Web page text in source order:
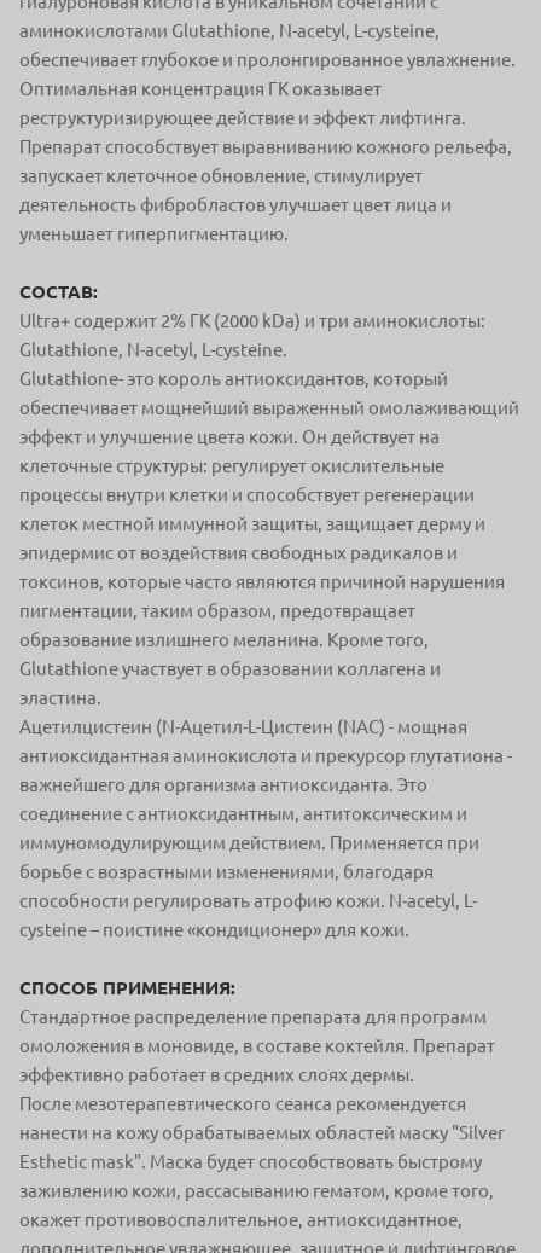
аминокислотами Glutathione, N-acetyl, L-cysteine,
обеспечивает глубокое и пролонгированное увлажнение.
Оптимальная концентрация ГК оказывает
реструктуризирующее действие и эффект лифтинга.
Препарат способствует выравниванию кожного рельефа,
запускает клеточное обновление, стимулирует
деятельность фибробластов улучшает цвет лица и
уменьшает гиперпигментацию.
СОСТАВ:
Ultra+ содержит 2% ГК (2000 kDa) и три аминокислоты:
Glutathione, N-acetyl, L-cysteine.
Glutathione- это король антиоксидантов, который
обеспечивает мощнейший выраженный омолаживающий
эффект и улучшение цвета кожи. Он действует на
клеточные структуры: регулирует окислительные
процессы внутри клетки и способствует регенерации
клеток местной иммунной защиты, защищает дерму и
эпидермис от воздействия свободных радикалов и
токсинов, которые часто являются причиной нарушения
пигментации, таким образом, предотвращает
образование излишнего меланина. Кроме того,
Glutathione участвует в образовании коллагена и
эластина.
Ацетилцистеин (N-Ацетил-L-Цистеин (NAC) - мощная
антиоксидантная аминокислота и прекурсор глутатиона -
важнейшего для организма антиоксиданта. Это
соединение с антиоксидантным, антитоксическим и
иммуномодулирующим действием. Применяется при
борьбе с возрастными изменениями, благодаря
способности регулировать атрофию кожи. N-acetyl, L-
cysteine – поистине «кондиционер» для кожи.
СПОСОБ ПРИМЕНЕНИЯ:
Стандартное распределение препарата для программ
омоложения в моновиде, в составе коктейля. Препарат
эффективно работает в средних слоях дермы.
После мезотерапевтического сеанса рекомендуется
нанести на кожу обрабатываемых областей маску "Silver
Esthetic mask". Маска будет способствовать быстрому
заживлению кожи, рассасыванию гематом, кроме того,
окажет противовоспалительное, антиоксидантное,
дополнительное увлажняющее, защитное и лифтинговое